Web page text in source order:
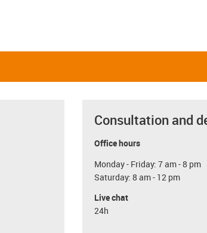
Consultation and
Office hours
Monday - Friday: 7 am - 8 pm
Saturday: 8 am - 12 pm
Live chat
24h